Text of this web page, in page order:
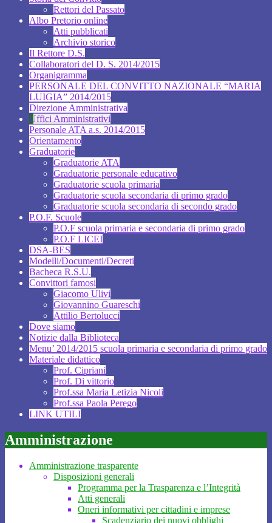
Rettori del Passato
Albo Pretorio online
Atti pubblicati
Archivio storico
Il Rettore D.S.
Collaboratori del D. S. 2014/2015
Organigramma
PERSONALE DEL CONVITTO NAZIONALE “MARIA
LUIGIA” 2014/2015
Direzione Amministrativa
Uffici Amministrativi
Personale ATA a.s. 2014/2015
Orientamento
Graduatorie
Graduatorie ATA
Graduatorie personale educativo
Graduatorie scuola primaria
Graduatorie scuola secondaria di primo grado
Graduatorie scuola secondaria di secondo grado
P.O.F. Scuole
P.O.F scuola primaria e secondaria di primo grado
P.O.F LICEI
DSA-BES
Modelli/Documenti/Decreti
Bacheca R.S.U.
Convittori famosi
Giacomo Ulivi
Giovannino Guareschi
Attilio Bertolucci
Dove siamo
Notizie dalla Biblioteca
Menu’ 2014/2015 scuola primaria e secondaria di primo grado
Materiale didattico
Prof. Cipriani
Prof. Di vittorio
Prof.ssa Maria Letizia Nicoli
Prof.ssa Paola Perego
LINK UTILI
Amministrazione
Amministrazione trasparente
Disposizioni generali
Programma per la Trasparenza e l’Integrità
Atti generali
Oneri informativi per cittadini e imprese
Scadenziario dei nuovi obblighi